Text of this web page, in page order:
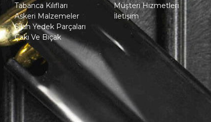
Tabanca Kılıfları
Askeri Malzemeler
Silah Yedek Parçaları
Çakı Ve Bıçak
Müşteri Hizmetleri
İletişim